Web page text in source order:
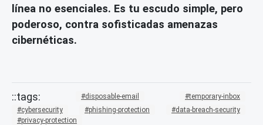
línea no esenciales. Es tu escudo simple, pero
poderoso, contra sofisticadas amenazas
cibernéticas.
disposable-email
temporary-inbox
cybersecurity
phishing-protection
data-breach-security
privacy-protection